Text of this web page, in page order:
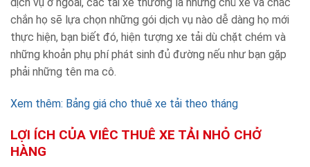
chắn họ sẽ lựa chọn những gói dịch vụ nào dễ dàng họ mới
thực hiện, bạn biết đó, hiện tượng xe tải dù chặt chém và
những khoản phụ phí phát sinh đủ đường nếu như bạn gặp
phải những tên ma cô.
Xem thêm: Bảng giá cho thuê xe tải theo tháng
LỢI ÍCH CỦA VIÊC THUÊ XE TẢI NHỎ CHỞ
HÀNG